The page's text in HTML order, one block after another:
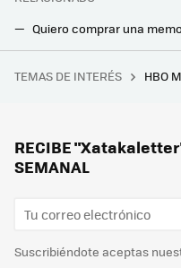
TEMAS DE INTERÉS HBO
RECIBE
SEMANAL
Suscribiéndote aceptas